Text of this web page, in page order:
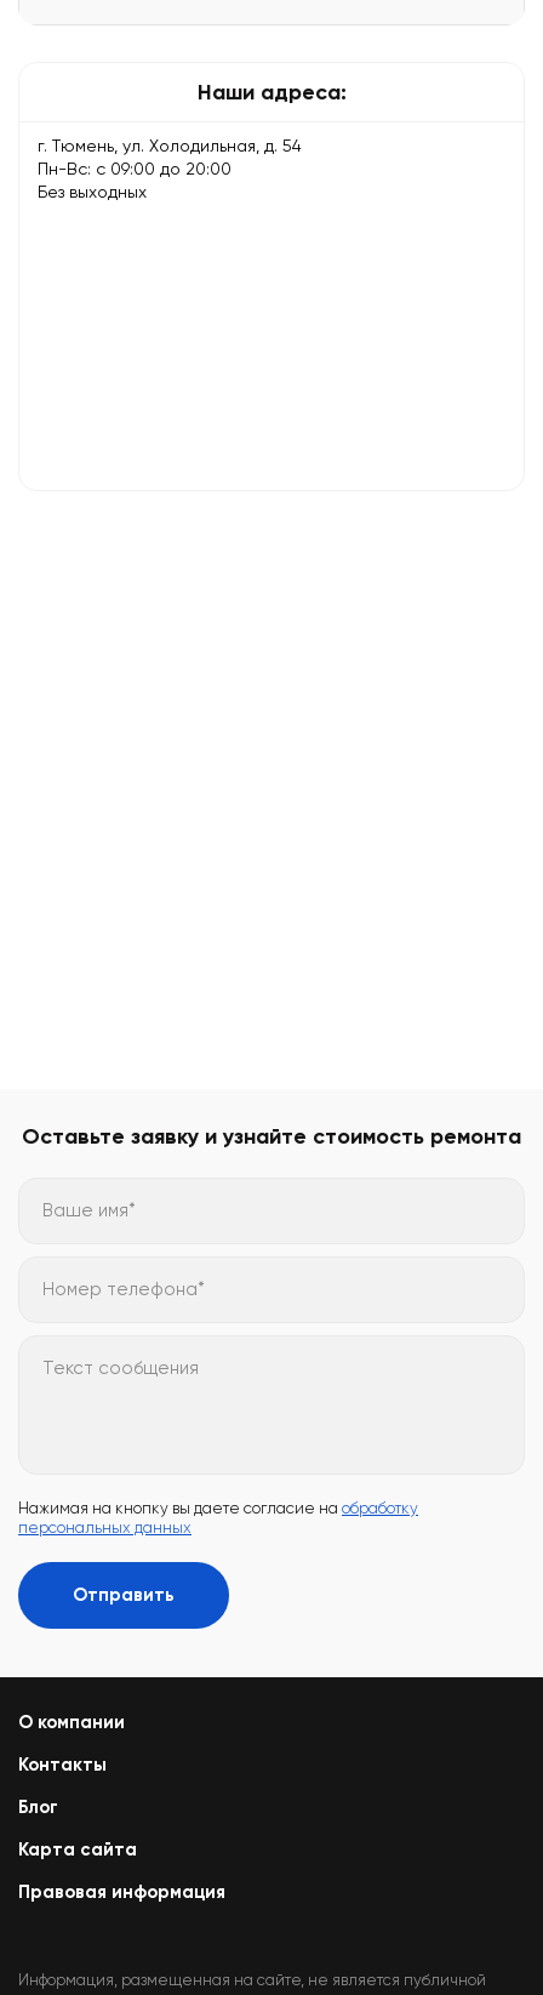
Наши адреса:
г. Тюмень, ул. Холодильная, д. 54
Пн-Вс: с 09:00 до 20:00
Без выходных
Оставьте заявку и узнайте стоимость ремонта
Ваше имя*
Номер телефона*
Текст сообщения
Нажимая на кнопку вы даете согласие на обработку
персональных данных
Отправить
О компании
Контакты
Блог
Карта сайта
Правовая информация
Информация, размещенная на сайте, не является публичной